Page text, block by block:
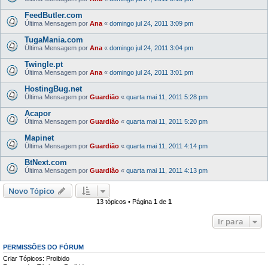
FeedButler.com
Última Mensagem por Ana « domingo jul 24, 2011 3:09 pm
TugaMania.com
Última Mensagem por Ana « domingo jul 24, 2011 3:04 pm
Twingle.pt
Última Mensagem por Ana « domingo jul 24, 2011 3:01 pm
HostingBug.net
Última Mensagem por Guardião « quarta mai 11, 2011 5:28 pm
Acapor
Última Mensagem por Guardião « quarta mai 11, 2011 5:20 pm
Mapinet
Última Mensagem por Guardião « quarta mai 11, 2011 4:14 pm
BtNext.com
Última Mensagem por Guardião « quarta mai 11, 2011 4:13 pm
Novo Tópico
13 tópicos • Página 1 de 1
Ir para
PERMISSÕES DO FÓRUM
Criar Tópicos: Proibido